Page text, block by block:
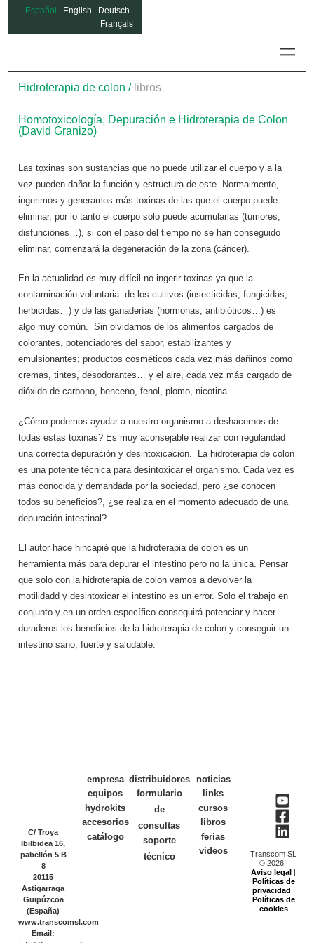
Español English
Deutsch
Français
Hidroterapia de colon / libros
Homotoxicología, Depuración e Hidroterapia de Colon
(David Granizo)
Las toxinas son sustancias que no puede utilizar el cuerpo y a la
vez pueden dañar la función y estructura de este. Normalmente,
ingerimos y generamos más toxinas de las que el cuerpo puede
eliminar, por lo tanto el cuerpo solo puede acumularlas (tumores,
disfunciones…), si con el paso del tiempo no se han conseguido
eliminar, comenzará la degeneración de la zona (cáncer).
En la actualidad es muy difícil no ingerir toxinas ya que la
contaminación voluntaria de los cultivos (insecticidas, fungicidas,
herbicidas…) y de las ganaderías (hormonas, antibióticos…) es
algo muy común. Sin olvidarnos de los alimentos cargados de
colorantes, potenciadores del sabor, estabilizantes y
emulsionantes; productos cosméticos cada vez más dañinos como
cremas, tintes, desodorantes… y el aire, cada vez más cargado de
dióxido de carbono, benceno, fenol, plomo, nicotina…
¿Cómo podemos ayudar a nuestro organismo a deshacernos de
todas estas toxinas? Es muy aconsejable realizar con regularidad
una correcta depuración y desintoxicación. La hidroterapia de colon
es una potente técnica para desintoxicar el organismo. Cada vez es
más conocida y demandada por la sociedad, pero ¿se conocen
todos su beneficios?, ¿se realiza en el momento adecuado de una
depuración intestinal?
El autor hace hincapié que la hidroterapia de colon es un
herramienta más para depurar el intestino pero no la única. Pensar
que solo con la hidroterapia de colon vamos a devolver la
motilidadd y desintoxicar el intestino es un error. Solo el trabajo en
conjunto y en un orden específico conseguirá potenciar y hacer
duraderos los beneficios de la hidroterapia de colon y conseguir un
intestino sano, fuerte y saludable.
C/ Troya
Ibilbidea 16,
pabellón 5 B
8
20115
Astigarraga
Guipúzcoa
(España)
www.transcomsl.com
Email:
empresa
equipos
hydrokits
accesorios
catálogo
distribuidores
formulario
de
consultas
soporte
técnico
noticias
links
cursos
libros
ferias
videos
Transcom SL
© 2026 |
Aviso legal |
Políticas de
privacidad |
Políticas de
cookies